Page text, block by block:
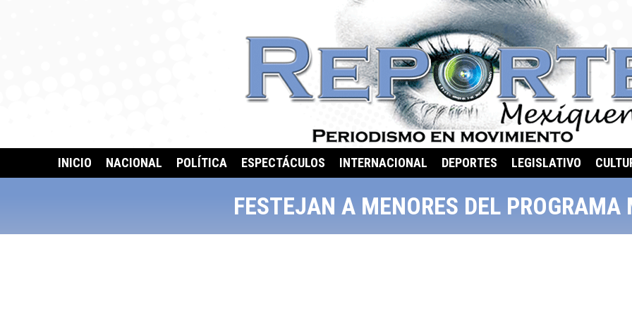
INICIO NACIONAL POLÍTICA ESPECTÁCULOS INTERNACIONAL DEPORTES LEGISLATIVO
FESTEJAN A MENORES DEL PROGRAMA